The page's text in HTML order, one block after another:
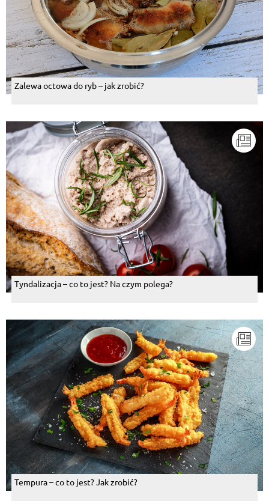
Zalewa octowa do ryb – jak zrobić?
Tyndalizacja – co to jest? Na czym polega?
Tempura – co to jest? Jak zrobić?